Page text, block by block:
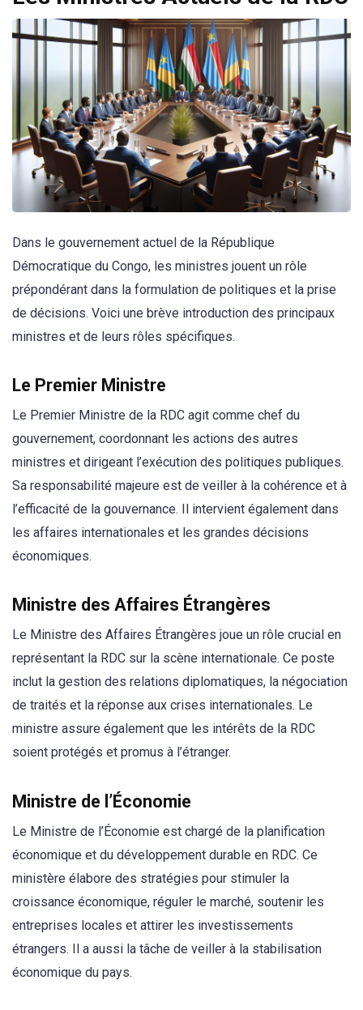
Dans le gouvernement actuel de la République
Démocratique du Congo, les ministres jouent un rôle
prépondérant dans la formulation de politiques et la prise
de décisions. Voici une brève introduction des principaux
ministres et de leurs rôles spécifiques.
Le Premier Ministre
Le Premier Ministre de la RDC agit comme chef du
gouvernement, coordonnant les actions des autres
ministres et dirigeant l’exécution des politiques publiques.
Sa responsabilité majeure est de veiller à la cohérence et à
l’efficacité de la gouvernance. Il intervient également dans
les affaires internationales et les grandes décisions
économiques.
Ministre des Affaires Étrangères
Le Ministre des Affaires Étrangères joue un rôle crucial en
représentant la RDC sur la scène internationale. Ce poste
inclut la gestion des relations diplomatiques, la négociation
de traités et la réponse aux crises internationales. Le
ministre assure également que les intérêts de la RDC
soient protégés et promus à l’étranger.
Ministre de l’Économie
Le Ministre de l’Économie est chargé de la planification
économique et du développement durable en RDC. Ce
ministère élabore des stratégies pour stimuler la
croissance économique, réguler le marché, soutenir les
entreprises locales et attirer les investissements
étrangers. Il a aussi la tâche de veiller à la stabilisation
économique du pays.